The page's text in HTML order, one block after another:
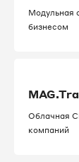
Модульная
бизнесом
Облачная
компаний